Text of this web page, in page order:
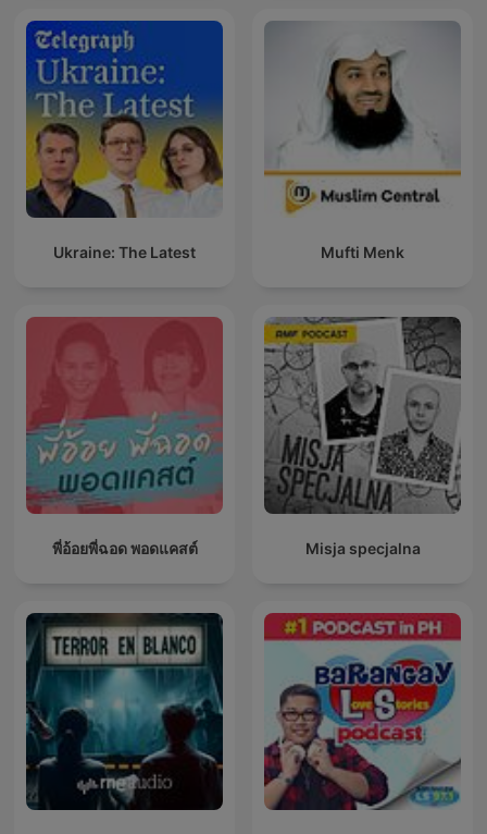
Ukraine: The Latest Mufti Menk
พี่อ้อยพี่ฉอด พอดแคสต์ Misja specjalna